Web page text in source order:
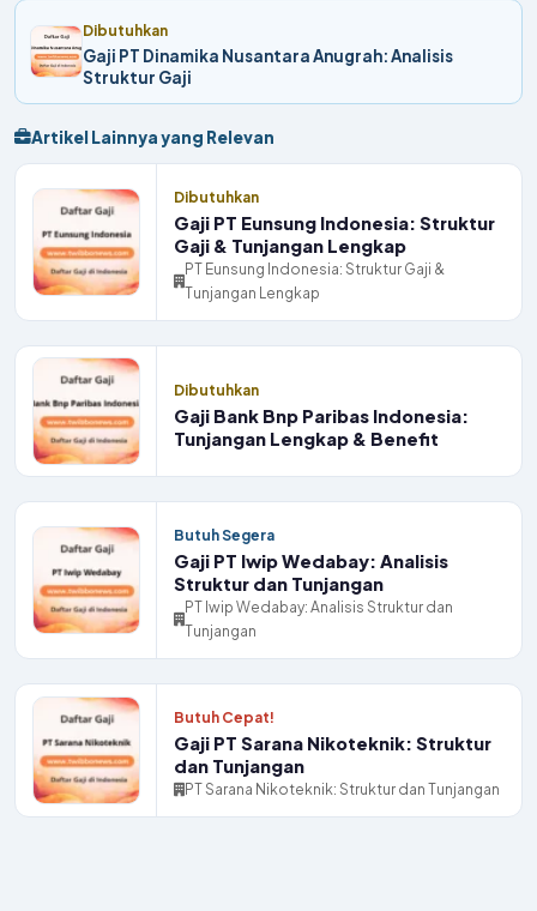
Dibutuhkan
Gaji PT Dinamika Nusantara Anugrah: Analisis
Struktur Gaji
Artikel Lainnya yang Relevan
Dibutuhkan
Gaji PT Eunsung Indonesia: Struktur
Gaji & Tunjangan Lengkap
PT Eunsung Indonesia: Struktur Gaji &
Tunjangan Lengkap
Dibutuhkan
Gaji Bank Bnp Paribas Indonesia:
Tunjangan Lengkap & Benefit
Butuh Segera
Gaji PT Iwip Wedabay: Analisis
Struktur dan Tunjangan
PT Iwip Wedabay: Analisis Struktur dan
Tunjangan
Butuh Cepat!
Gaji PT Sarana Nikoteknik: Struktur
dan Tunjangan
PT Sarana Nikoteknik: Struktur dan Tunjangan